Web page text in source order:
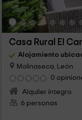
Casa Rural El
Alojamiento
Molinaseca, León
0
Alquiler íntegro
6 personas